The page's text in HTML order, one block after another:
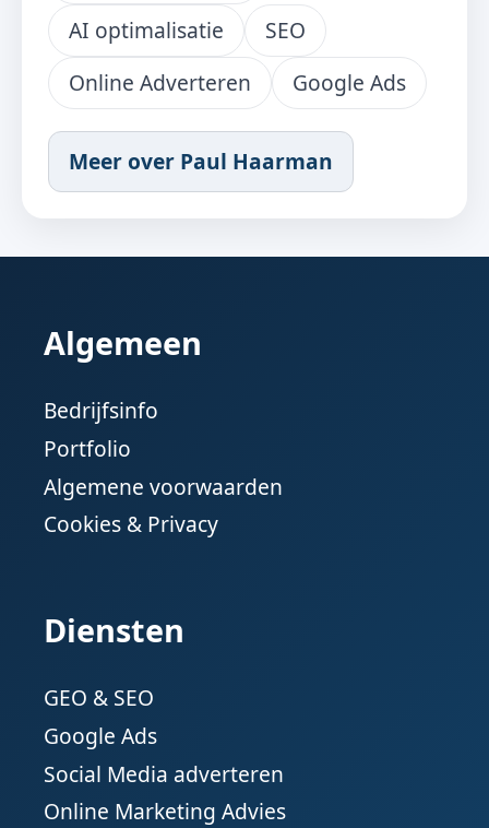
AI optimalisatie
SEO
Online Adverteren
Google Ads
Meer over Paul Haarman
Algemeen
Bedrijfsinfo
Portfolio
Algemene voorwaarden
Cookies & Privacy
Diensten
GEO & SEO
Google Ads
Social Media adverteren
Online Marketing Advies